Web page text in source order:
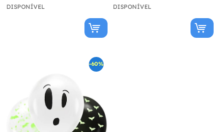
DISPONÍVEL DISPONÍVEL
-60%